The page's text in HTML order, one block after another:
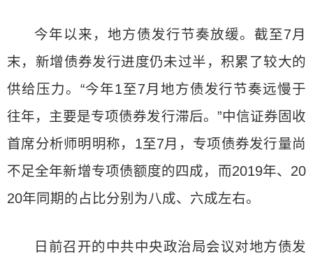
今年以来，地方债发行节奏放缓。截至7月
末，新增债券发行进度仍未过半，积累了较大的
供给压力。“今年1至7月地方债发行节奏远慢于
往年，主要是专项债券发行滞后。”中信证券固收
首席分析师明明称，1至7月，专项债券发行量尚
不足全年新增专项债额度的四成，而2019年、20
20年同期的占比分别为八成、六成左右。
日前召开的中共中央政治局会议对地方债发